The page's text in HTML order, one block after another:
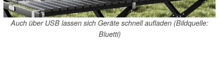
Auch über USB lassen sich Geräte schnell aufladen (Bildquelle:
Bluetti)